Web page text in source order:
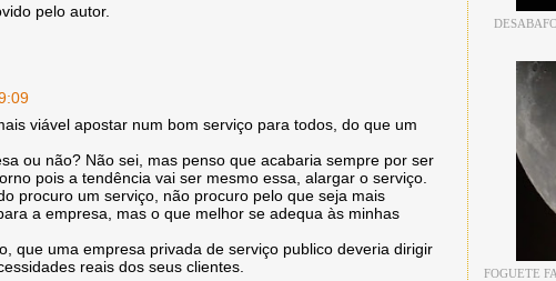
pelo autor.
viável apostar num bom serviço para todos, do que um
ou não? Não sei, mas penso que acabaria sempre por ser
pois a tendência vai ser mesmo essa, alargar o serviço.
procuro um serviço, não procuro pelo que seja mais
a empresa, mas o que melhor se adequa às minhas
que uma empresa privada de serviço publico deveria dirigir
reais dos seus clientes.
FOGUETE